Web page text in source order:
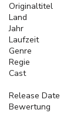
Originaltitel
Land
Jahr
Laufzeit
Genre
Regie
Cast
Release Date
Bewertung